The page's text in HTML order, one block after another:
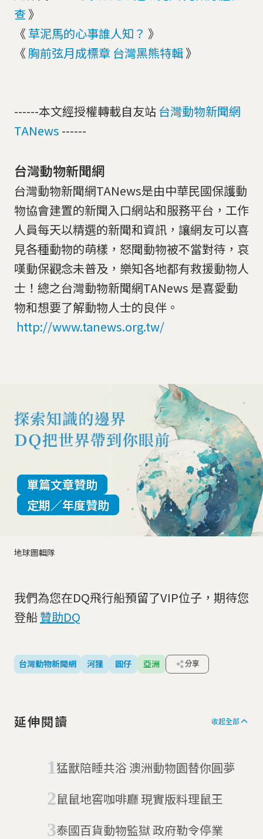
查 》
《 草泥馬的心事誰人知？ 》
《胸前弦月成標章 台灣黑熊特輯》
​------本文經授權轉載自友站 台灣動物新聞網
TANews ------
台灣動物新聞網
台灣動物新聞網TANews是由中華民國保護動
物協會建置的新聞入口網站和服務平台，工作
人員每天以精選的新聞和資訊，讓網友可以喜
見各種動物的萌樣，怒聞動物被不當對待，哀
嘆動保觀念未普及，樂知各地都有救援動物人
士！總之台灣動物新聞網TANews 是喜愛動
物和想要了解動物人士的良伴。
http://www.tanews.org.tw/
地球圖輯隊
單篇文章贊助
定期／年度贊助
我們為您在DQ飛行船預留了VIP位子，期待您
登船贊助DQ
台灣動物新聞網 河狸 圓仔 亞洲 分享
延伸閱讀 收起全部
猛獸陪睡共浴 澳洲動物園替你圓夢
鼠鼠地窖咖啡廳 現實版料理鼠王
泰國百貨動物監獄 政府勒令停業